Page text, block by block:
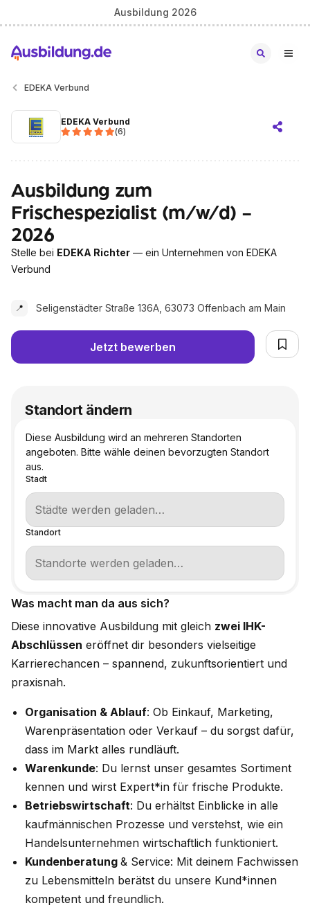
Ausbildung 2026
EDEKA Verbund
EDEKA Verbund
(6)
Ausbildung zum
Frischespezialist (m/w/d) -
2026
Stelle bei EDEKA Richter — ein Unternehmen von EDEKA
Verbund
📍 Seligenstädter Straße 136A, 63073 Offenbach am Main
Jetzt bewerben
Was macht man da aus sich?
Diese innovative Ausbildung mit gleich zwei IHK-
Abschlüssen eröffnet dir besonders vielseitige
Karrierechancen – spannend, zukunftsorientiert und
praxisnah.
Organisation & Ablauf: Ob Einkauf, Marketing,
Warenpräsentation oder Verkauf – du sorgst dafür,
dass im Markt alles rundläuft.
Warenkunde: Du lernst unser gesamtes Sortiment
kennen und wirst Expert*in für frische Produkte.
Betriebswirtschaft: Du erhältst Einblicke in alle
kaufmännischen Prozesse und verstehst, wie ein
Handelsunternehmen wirtschaftlich funktioniert.
Kundenberatung & Service: Mit deinem Fachwissen
zu Lebensmitteln berätst du unsere Kund*innen
kompetent und freundlich.
Standort ändern
Diese Ausbildung wird an mehreren Standorten
angeboten. Bitte wähle deinen bevorzugten Standort
aus.
Stadt
Standort